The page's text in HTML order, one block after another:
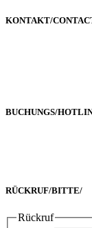
KONTAKT/
BUCHUNGS/
RÜCKRUF/BITTE/
Rückruf